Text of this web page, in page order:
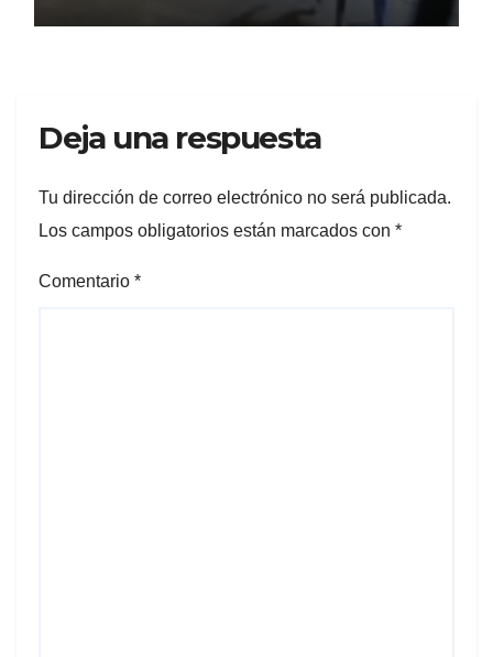
Deja una respuesta
Tu dirección de correo electrónico no será publicada.
Los campos obligatorios están marcados con *
Comentario *